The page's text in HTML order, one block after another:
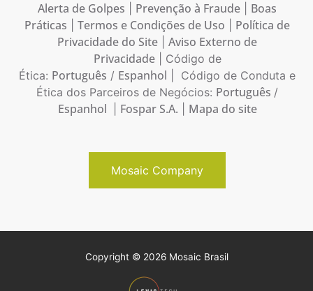
Alerta de Golpes Prevenção à Fraude
Boas
Práticas
Termos e Condições de Uso
Política de
Privacidade do Site
Aviso Externo de
Privacidade| Código de
Ética: Português / Espanhol | Código de Conduta e
Ética dos Parceiros de Negócios: Português /
Espanhol Fospar S.A. Mapa do site
Mosaic Company
Copyright © 2026 Mosaic Brasil